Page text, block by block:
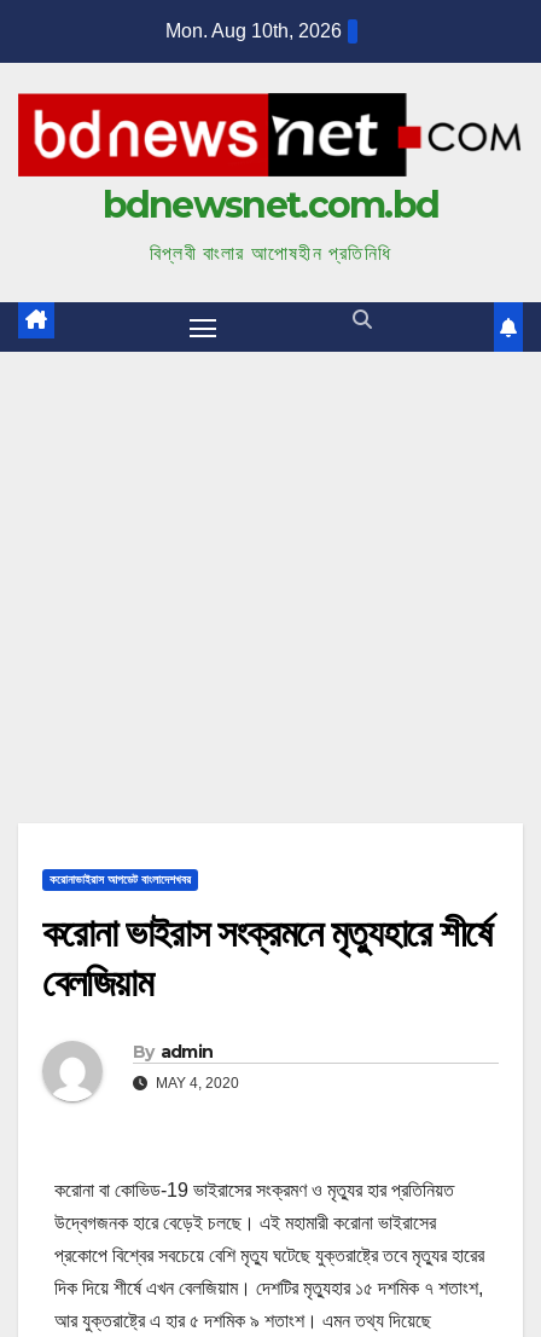
n
Mon. Aug 10th, 2026
bdnewsnet.com.bd
বিপ্লবী বাংলার আপোষহীন প্রতিনিধি
করোনাভাইরাস আপডেট বাংলাদেশখবর
করোনা ভাইরাস সংক্রমনে মৃত্যুহারে শীর্ষে
বেলজিয়াম
By admin
MAY 4, 2020
করোনা বা কোভিড-19 ভাইরাসের সংক্রমণ ও মৃত্যুর হার প্রতিনিয়ত
উদ্বেগজনক হারে বেড়েই চলছে। এই মহামারী করোনা ভাইরাসের
প্রকোপে বিশ্বের সবচেয়ে বেশি মৃত্যু ঘটেছে যুক্তরাষ্ট্রে তবে মৃত্যুর হারের
দিক দিয়ে শীর্ষে এখন বেলজিয়াম। দেশটির মৃত্যুহার ১৫ দশমিক ৭ শতাংশ,
আর যুক্তরাষ্ট্রে এ হার ৫ দশমিক ৯ শতাংশ। এমন তথ্য দিয়েছে